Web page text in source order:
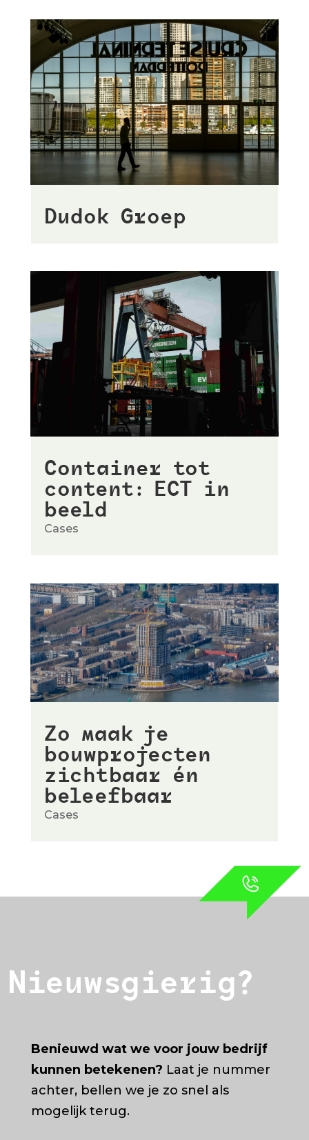
Dudok Groep
Container tot
content: ECT in
beeld
Cases
Zo maak je
bouwprojecten
zichtbaar én
beleefbaar
Cases
Nieuwsgierig?
Benieuwd wat we voor jouw bedrijf
kunnen betekenen? Laat je nummer
achter, bellen we je zo snel als
mogelijk terug.